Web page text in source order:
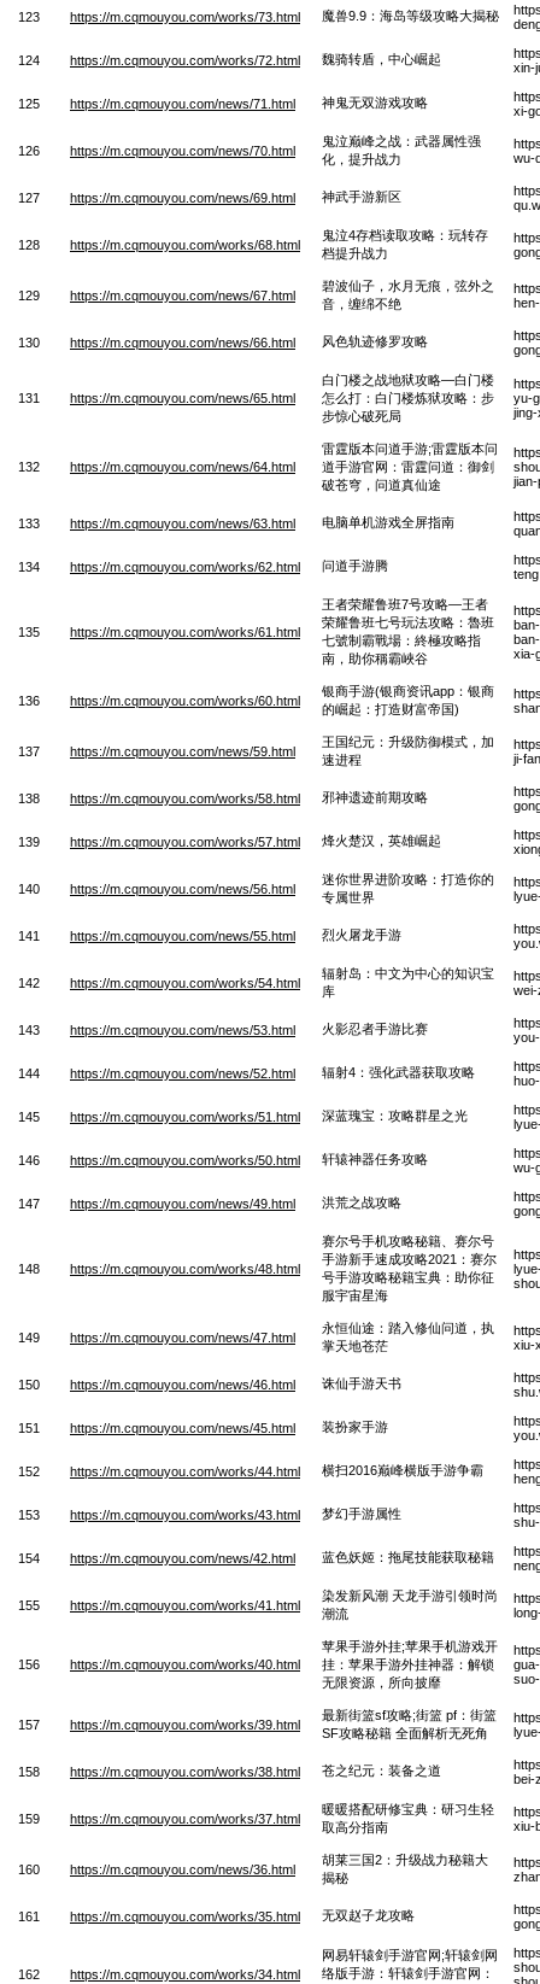
123 https://m.cqmouyou.com/works/73.html 魔兽9.9：海岛等级攻略大揭秘
124 https://m.cqmouyou.com/works/72.html 魏骑转盾，中心崛起
xin-
125 https://m.cqmouyou.com/news/71.html 神鬼无双游戏攻略
xi-
126 https://m.cqmouyou.com/news/70.html
鬼泣巅峰之战：武器属性强
化，提升战力
wu-
127 https://m.cqmouyou.com/news/69.html 神武手游新区
128 https://m.cqmouyou.com/works/68.html
鬼泣4存档读取攻略：玩转存
档提升战力
129 https://m.cqmouyou.com/news/67.html
碧波仙子，水月无痕，弦外之
音，缠绵不绝
130 https://m.cqmouyou.com/news/66.html 风色轨迹修罗攻略
131 https://m.cqmouyou.com/news/65.html
白门楼之战地狱攻略—白门楼
怎么打：白门楼炼狱攻略：步
步惊心破死局
yu-
132 https://m.cqmouyou.com/news/64.html
雷霆版本问道手游;雷霆版本问
道手游官网：雷霆问道：御剑
破苍穹，问道真仙途
133 https://m.cqmouyou.com/news/63.html 电脑单机游戏全屏指南
134 https://m.cqmouyou.com/works/62.html 问道手游腾
135 https://m.cqmouyou.com/works/61.html
王者荣耀鲁班7号攻略—王者
荣耀鲁班七号玩法攻略：魯班
七號制霸戰場：終極攻略指
南，助你稱霸峽谷
xia-
136 https://m.cqmouyou.com/works/60.html
银商手游(银商资讯app：银商
的崛起：打造财富帝国)
137 https://m.cqmouyou.com/news/59.html
王国纪元：升级防御模式，加
速进程
ji-
138 https://m.cqmouyou.com/works/58.html 邪神遗迹前期攻略
139 https://m.cqmouyou.com/works/57.html 烽火楚汉，英雄崛起
140 https://m.cqmouyou.com/news/56.html
迷你世界进阶攻略：打造你的
专属世界
141 https://m.cqmouyou.com/news/55.html 烈火屠龙手游
142 https://m.cqmouyou.com/works/54.html
辐射岛：中文为中心的知识宝
库
143 https://m.cqmouyou.com/news/53.html 火影忍者手游比赛
144 https://m.cqmouyou.com/news/52.html 辐射4：强化武器获取攻略
145 https://m.cqmouyou.com/works/51.html 深蓝瑰宝：攻略群星之光
146 https://m.cqmouyou.com/works/50.html 轩辕神器任务攻略
wu-
147 https://m.cqmouyou.com/news/49.html 洪荒之战攻略
148 https://m.cqmouyou.com/works/48.html
赛尔号手机攻略秘籍、赛尔号
手游新手速成攻略2021：赛尔
号手游攻略秘籍宝典：助你征
服宇宙星海
149 https://m.cqmouyou.com/news/47.html
永恒仙途：踏入修仙问道，执
掌天地苍茫
xiu-
150 https://m.cqmouyou.com/news/46.html 诛仙手游天书
151 https://m.cqmouyou.com/news/45.html 装扮家手游
152 https://m.cqmouyou.com/works/44.html 横扫2016巅峰横版手游争霸
153 https://m.cqmouyou.com/works/43.html 梦幻手游属性
154 https://m.cqmouyou.com/news/42.html 蓝色妖姬：拖尾技能获取秘籍
155 https://m.cqmouyou.com/works/41.html
染发新风潮 天龙手游引领时尚
潮流
156 https://m.cqmouyou.com/works/40.html
苹果手游外挂;苹果手机游戏开
挂：苹果手游外挂神器：解锁
无限资源，所向披靡
157 https://m.cqmouyou.com/works/39.html
最新街篮sf攻略;街篮 pf：街篮
SF攻略秘籍 全面解析无死角
158 https://m.cqmouyou.com/works/38.html 苍之纪元：装备之道
bei-
159 https://m.cqmouyou.com/works/37.html
暖暖搭配研修宝典：研习生轻
取高分指南
xiu-
160 https://m.cqmouyou.com/news/36.html
胡莱三国2：升级战力秘籍大
揭秘
161 https://m.cqmouyou.com/works/35.html 无双赵子龙攻略
162 https://m.cqmouyou.com/works/34.html
网易轩辕剑手游官网;轩辕剑网
络版手游：轩辕剑手游官网：